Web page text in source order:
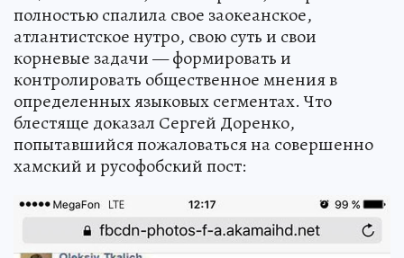
полностью спалила свое заокеанское,
атлантистское нутро, свою суть и свои
корневые задачи — формировать и
контролировать общественное мнения в
определенных языковых сегментах. Что
блестяще доказал Сергей Доренко,
попытавшийся пожаловаться на совершенно
хамский и русофобский пост: